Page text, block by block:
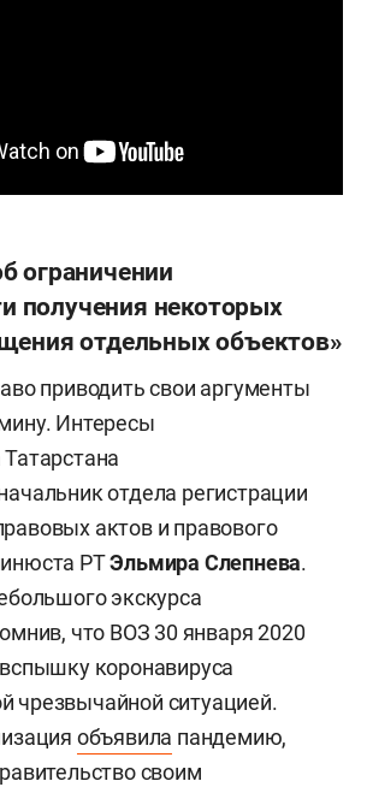
ограничении
получения некоторых
отдельных объектов»
приводить свои аргументы
Интересы
отдела регистрации
актов и правового
РТЭльмира Слепнева.
экскурса
что ВОЗ 30 января 2020
вспышку коронавируса
чрезвычайной ситуацией.
объявила пандемию,
своим